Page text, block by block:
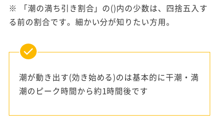
※ 「潮の満ち引き割合」の()内の少数は、四捨五入す
る前の割合です。細かい分が知りたい方用。
潮が動き出す(効き始める)のは基本的に干潮・満
潮のピーク時間から約1時間後です